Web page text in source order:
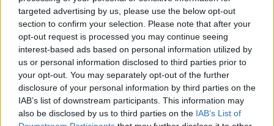
targeted advertising by us, please use the below opt-out
section to confirm your selection. Please note that after your
opt-out request is processed you may continue seeing
interest-based ads based on personal information utilized by
us or personal information disclosed to third parties prior to
your opt-out. You may separately opt-out of the further
disclosure of your personal information by third parties on the
IAB’s list of downstream participants. This information may
also be disclosed by us to third parties on the IAB’s List of
18.990 ευρώ
συνεχίζουν μαζί: Ανανέωση της
συνεργασίας τους μέχρι το
18η συνεχόμενη χρονιά για τον ΟΤΕ στη διεθνή σειρά δεικτών
FTSE4Good